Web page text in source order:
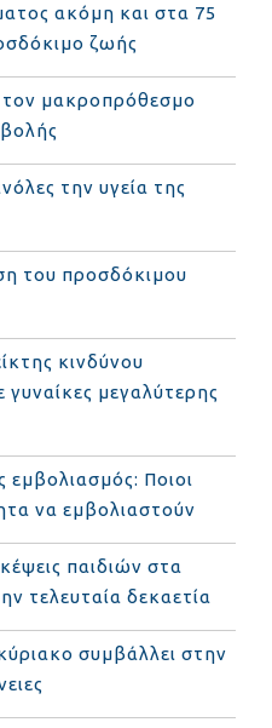
ακόμη και στα 75
ζωής
τον μακροπρόθεσμο
την υγεία της
του προσδόκιμου
κινδύνου
γυναίκες μεγαλύτερης
εμβολιασμός: Ποιοι
να εμβολιαστούν
παιδιών στα
τελευταία δεκαετία
συμβάλλει στην